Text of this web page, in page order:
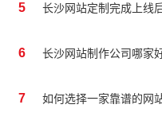
5 长沙网站定制完成上线
6 长沙网站制作公司哪家
7 如何选择一家靠谱的网